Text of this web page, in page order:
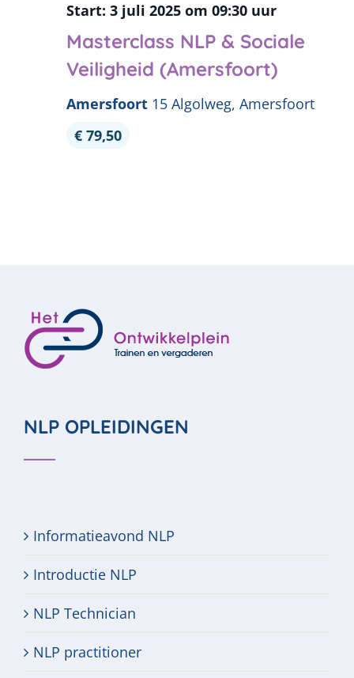
3 juli 2025 om 09:30
Masterclass NLP & Sociale
Veiligheid (Amersfoort)
Amersfoort 15 Algolweg, Amersfoort
€ 79,50
NLP OPLEIDINGEN
Informatieavond NLP
Introductie NLP
NLP Technician
NLP practitioner